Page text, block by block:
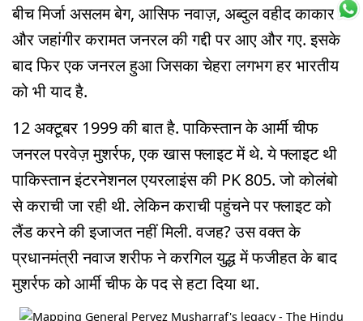
बीच मिर्जा असलम बेग, आसिफ नवाज़, अब्दुल वहीद काकार
और जहांगीर करामत जनरल की गद्दी पर आए और गए. इसके
बाद फिर एक जनरल हुआ जिसका चेहरा लगभग हर भारतीय
को भी याद है.
12 अक्टूबर 1999 की बात है. पाकिस्तान के आर्मी चीफ
जनरल परवेज़ मुशर्रफ, एक खास फ्लाइट में थे. ये फ्लाइट थी
पाकिस्तान इंटरनेशनल एयरलाइंस की PK 805. जो कोलंबो
से कराची जा रही थी. लेकिन कराची पहुंचने पर फ्लाइट को
लैंड करने की इजाजत नहीं मिली. वजह? उस वक्त के
प्रधानमंत्री नवाज शरीफ ने करगिल युद्ध में फजीहत के बाद
मुशर्रफ को आर्मी चीफ के पद से हटा दिया था.